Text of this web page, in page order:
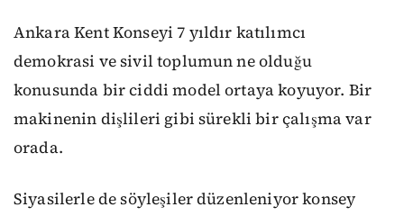
Ankara Kent Konseyi 7 yıldır katılımcı
demokrasi ve sivil toplumun ne olduğu
konusunda bir ciddi model ortaya koyuyor. Bir
makinenin dişlileri gibi sürekli bir çalışma var
orada.
Siyasilerle de söyleşiler düzenleniyor konsey